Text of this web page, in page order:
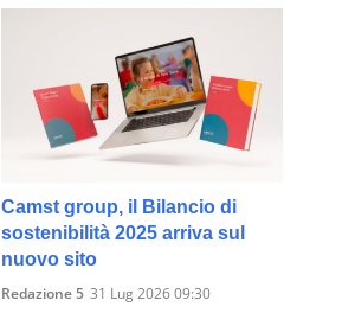
Camst group, il Bilancio di
sostenibilità 2025 arriva sul
nuovo sito
Redazione 5 31 Lug 2026 09:30